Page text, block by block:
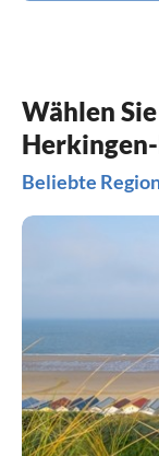
Wählen
Beliebte